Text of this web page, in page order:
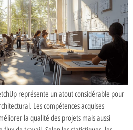
représente un atout considérable pour
Les compétences acquises
la qualité des projets mais aussi